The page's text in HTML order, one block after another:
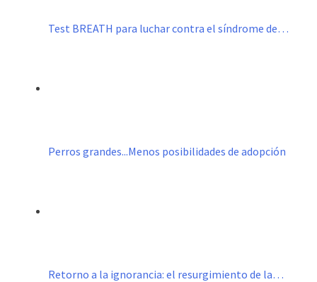
Test BREATH para luchar contra el síndrome de…
Perros grandes...Menos posibilidades de adopción
Retorno a la ignorancia: el resurgimiento de la…